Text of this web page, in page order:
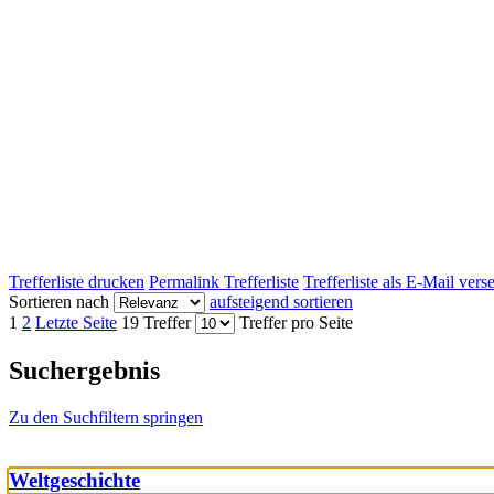
Trefferliste drucken Permalink Trefferliste Trefferliste als E-Mail
Sortieren nach
aufsteigend sortieren
1 2 Letzte Seite 19 Treffer Treffer pro Seite
Suchergebnis
Zu den Suchfiltern springen
Weltgeschichte